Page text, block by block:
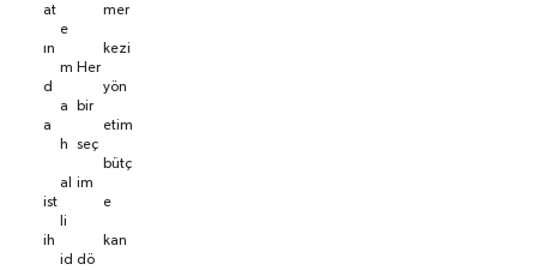
at
ın
d
a
ist
ih
e
m
a
h
al
li
id
Her
bir
seç
im
dö
mer
kezi
yön
etim
bütç
e
kan